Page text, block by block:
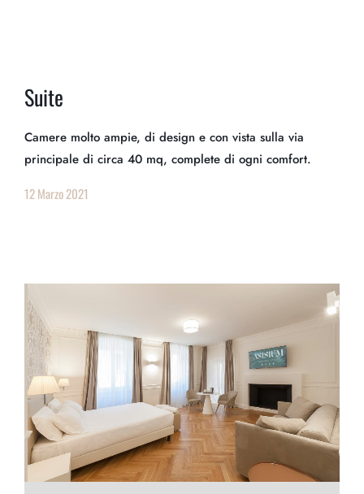
Suite
Camere molto ampie, di design e con vista sulla via
principale di circa 40 mq, complete di ogni comfort.
12 Marzo 2021